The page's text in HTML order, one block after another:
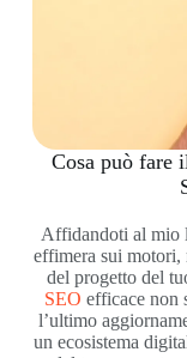
Cosa può fare
Affidandoti al mio
effimera sui motori,
del progetto del
SEO efficace non
l’ultimo
un ecosistema